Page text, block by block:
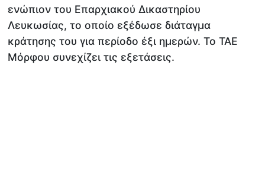
ενώπιον του Επαρχιακού Δικαστηρίου
Λευκωσίας, το οποίο εξέδωσε διάταγμα
κράτησης του για περίοδο έξι ημερών. Το ΤΑΕ
Μόρφου συνεχίζει τις εξετάσεις.